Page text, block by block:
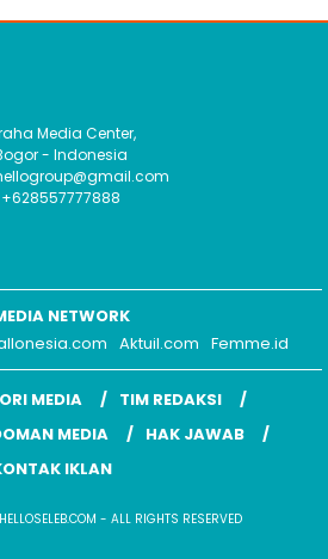
Media Center,
- Indonesia
+628557777888
NETWORK
Aktuil.com Femme.id
MEDIA
TIM REDAKSI
MEDIA
HAK JAWAB
IKLAN
- ALL RIGHTS RESERVED